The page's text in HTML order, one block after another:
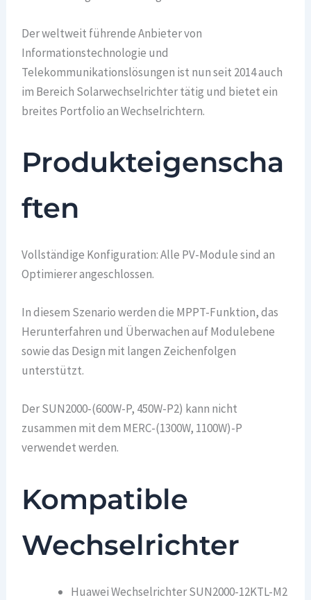
Der weltweit führende Anbieter von
Informationstechnologie und
Telekommunikationslösungen ist nun seit 2014 auch
im Bereich Solarwechselrichter tätig und bietet ein
breites Portfolio an Wechselrichtern.
Produkteigenscha
ften
Vollständige Konfiguration: Alle PV-Module sind an
Optimierer angeschlossen.
In diesem Szenario werden die MPPT-Funktion, das
Herunterfahren und Überwachen auf Modulebene
sowie das Design mit langen Zeichenfolgen
unterstützt.
Der SUN2000-(600W-P, 450W-P2) kann nicht
zusammen mit dem MERC-(1300W, 1100W)-P
verwendet werden.
Kompatible
Wechselrichter
Huawei Wechselrichter SUN2000-12KTL-M2